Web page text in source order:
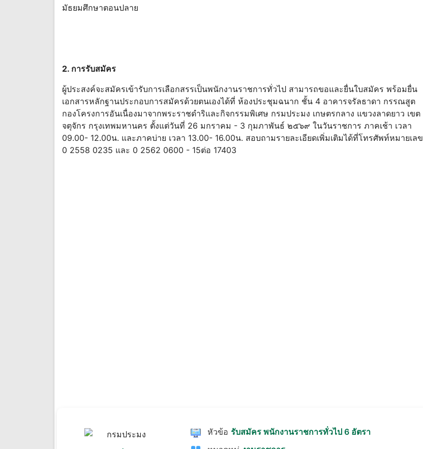
มัธยมศึกษาตอนปลาย
2. การรับสมัคร
ผู้ประสงค์จะสมัครเข้ารับการเลือกสรรเป็นพนักงานราชการทั่วไป สามารถขอและยื่นใบสมัคร พร้อมยื่น
เอกสารหลักฐานประกอบการสมัครด้วยตนเองได้ที่ ห้องประชุมฉนาก ชั้น 4 อาคารจรัลธาดา กรรณสูต
กองโครงการอันเนื่องมาจากพระราชดําริและกิจกรรมพิเศษ กรมประมง เกษตรกลาง แขวงลาดยาว เขต
จตุจักร กรุงเทพมหานคร ตั้งแต่วันที่ 26 มกราคม - 3 กุมภาพันธ์ ๒๕๖๙ ในวันราชการ ภาคเช้า เวลา
09.00- 12.00น. และภาคบ่าย เวลา 13.00- 16.00น. สอบถามรายละเอียดเพิ่มเติมได้ที่โทรศัพท์หมายเลข
0 2558 0235 และ 0 2562 0600 - 15ต่อ 17403
หัวข้อ รับสมัคร พนักงานราชการทั่วไป 6 อัตรา